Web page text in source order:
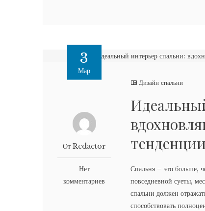
3
Мар
От Redactor
Нет
комментариев
Дизайн спальни
Спальня – это больше,
повседневной суеты,
спальни должен
способствовать